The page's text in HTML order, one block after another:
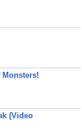
Monsters!
(Video